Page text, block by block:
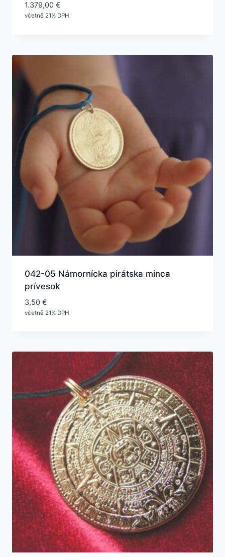
1.379,00 €
včetně 21% DPH
042-05 Námornícka pirátska minca
prívesok
3,50 €
včetně 21% DPH